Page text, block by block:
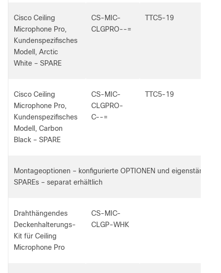
Cisco Ceiling
Microphone Pro,
Kundenspezifisches
Modell, Arctic
White – SPARE
CS-MIC-
CLGPRO--=
TTC5-19
Cisco Ceiling
Microphone Pro,
Kundenspezifisches
Modell, Carbon
Black – SPARE
CS-MIC-
CLGPRO-
C--=
TTC5-19
Montageoptionen – konfigurierte OPTIONEN und eigenständige
SPAREs – separat erhältlich
Drahthängendes
Deckenhalterungs-
Kit für Ceiling
Microphone Pro
CS-MIC-
CLGP-WHK